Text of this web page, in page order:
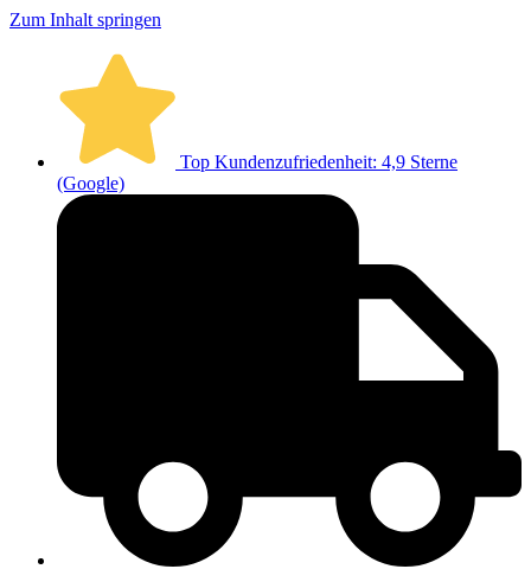
Zum Inhalt springen
Top Kundenzufriedenheit: 4,9 Sterne
(Google)